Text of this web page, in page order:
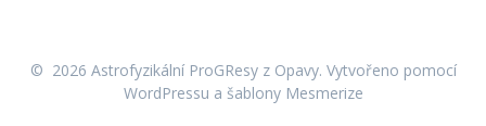
© 2026 Astrofyzikální ProGResy z Opavy. Vytvořeno pomocí
WordPressu a šablony Mesmerize